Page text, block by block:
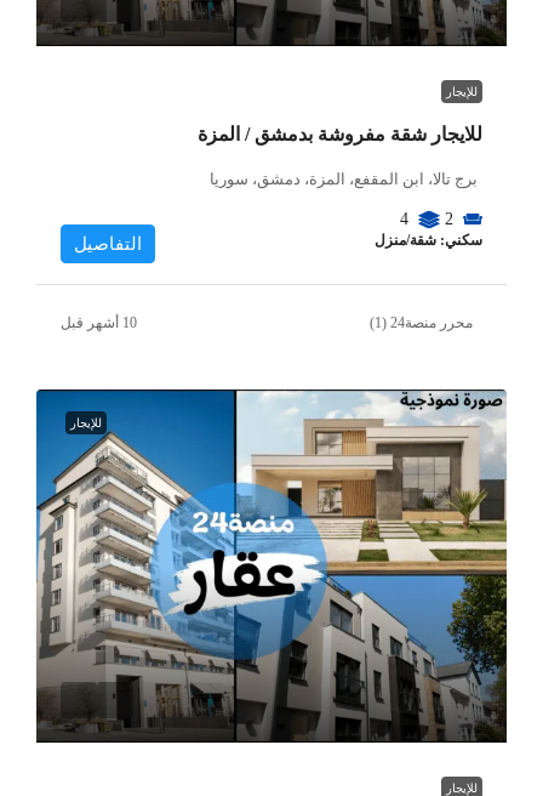
للإيجار
للايجار شقة مفروشة بدمشق / المزة
برج تالا، ابن المقفع، المزة، دمشق، سوريا
2
4
سكني: شقة/منزل التفاصيل
محرر منصة24 (1)
للإيجار
للإيجار